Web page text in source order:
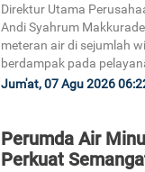
Direktur Utama
Andi Syahrum
meteran air di sejumlah
berdampak pada
Jum'at, 07 Agu 2026
Perumda Air
Perkuat